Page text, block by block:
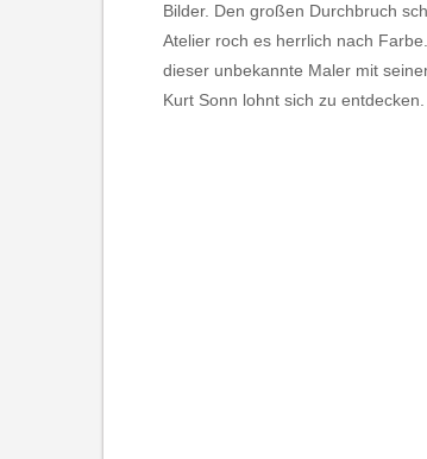
Bilder. Den großen Durchbruch
Atelier roch es herrlich nach
dieser unbekannte Maler mit
Kurt Sonn lohnt sich zu